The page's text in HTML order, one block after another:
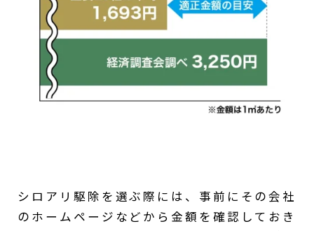
シロアリ駆除を選ぶ際には、事前にその会社
のホームページなどから金額を確認しておき